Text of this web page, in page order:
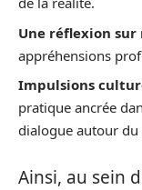
Une réflexion sur
appréhensions
Impulsions
pratique ancrée
dialogue autour du
Ainsi, au sein